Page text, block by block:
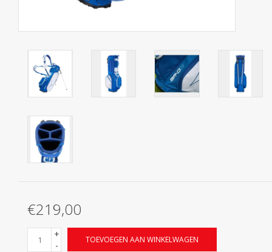
€219,00
+
-
TOEVOEGEN AAN WINKELWAGEN